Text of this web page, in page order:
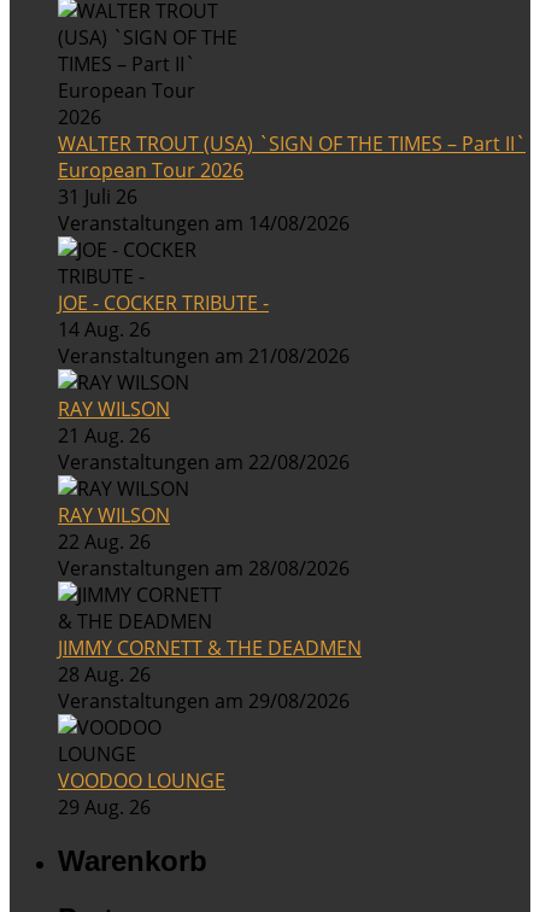
WALTER TROUT (USA) `SIGN OF THE TIMES – Part II`
European Tour 2026
31 Juli 26
Veranstaltungen am 14/08/2026
JOE - COCKER TRIBUTE -
14 Aug. 26
Veranstaltungen am 21/08/2026
RAY WILSON
21 Aug. 26
Veranstaltungen am 22/08/2026
RAY WILSON
22 Aug. 26
Veranstaltungen am 28/08/2026
JIMMY CORNETT & THE DEADMEN
28 Aug. 26
Veranstaltungen am 29/08/2026
VOODOO LOUNGE
29 Aug. 26
Warenkorb